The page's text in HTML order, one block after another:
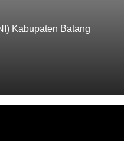
Kabupaten Batang